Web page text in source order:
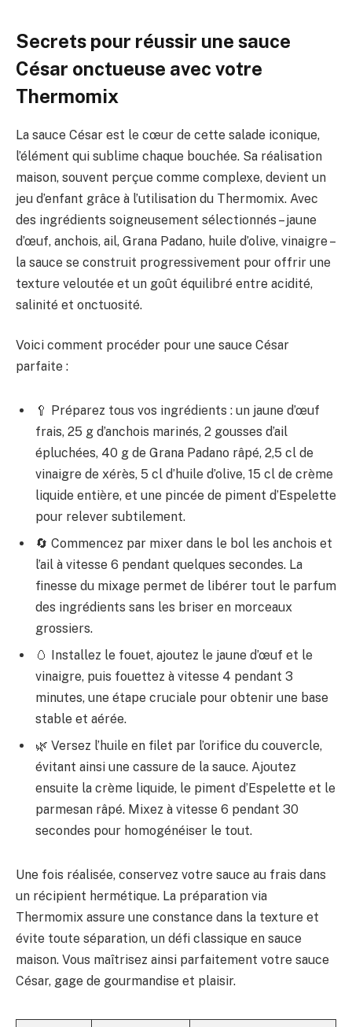
Secrets pour réussir une sauce
César onctueuse avec votre
Thermomix
La sauce César est le cœur de cette salade iconique,
l’élément qui sublime chaque bouchée. Sa réalisation
maison, souvent perçue comme complexe, devient un
jeu d’enfant grâce à l’utilisation du Thermomix. Avec
des ingrédients soigneusement sélectionnés – jaune
d’œuf, anchois, ail, Grana Padano, huile d’olive, vinaigre –
la sauce se construit progressivement pour offrir une
texture veloutée et un goût équilibré entre acidité,
salinité et onctuosité.
Voici comment procéder pour une sauce César
parfaite :
🥄 Préparez tous vos ingrédients : un jaune d’œuf
frais, 25 g d’anchois marinés, 2 gousses d’ail
épluchées, 40 g de Grana Padano râpé, 2,5 cl de
vinaigre de xérès, 5 cl d’huile d’olive, 15 cl de crème
liquide entière, et une pincée de piment d’Espelette
pour relever subtilement.
🔄 Commencez par mixer dans le bol les anchois et
l’ail à vitesse 6 pendant quelques secondes. La
finesse du mixage permet de libérer tout le parfum
des ingrédients sans les briser en morceaux
grossiers.
🥚 Installez le fouet, ajoutez le jaune d’œuf et le
vinaigre, puis fouettez à vitesse 4 pendant 3
minutes, une étape cruciale pour obtenir une base
stable et aérée.
🌿 Versez l’huile en filet par l’orifice du couvercle,
évitant ainsi une cassure de la sauce. Ajoutez
ensuite la crème liquide, le piment d’Espelette et le
parmesan râpé. Mixez à vitesse 6 pendant 30
secondes pour homogénéiser le tout.
Une fois réalisée, conservez votre sauce au frais dans
un récipient hermétique. La préparation via
Thermomix assure une constance dans la texture et
évite toute séparation, un défi classique en sauce
maison. Vous maîtrisez ainsi parfaitement votre sauce
César, gage de gourmandise et plaisir.